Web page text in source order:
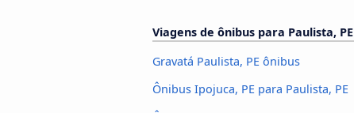
Viagens de ônibus para Paulista, PE
Gravatá Paulista, PE ônibus
Ônibus Ipojuca, PE para Paulista, PE